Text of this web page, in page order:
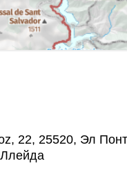
22, 25520, Эл
Ллейда